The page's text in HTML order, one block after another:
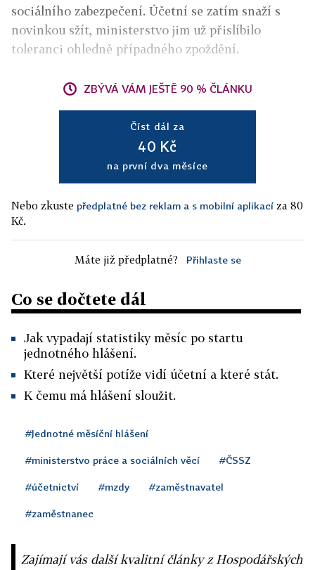
sociálního zabezpečení. Účetní se zatím snaží s
novinkou sžít, ministerstvo jim už přislíbilo
toleranci ohledně případného zpoždění.
ZBÝVÁ VÁM JEŠTĚ 90 % ČLÁNKU
Číst dál za
40 Kč
na první dva měsíce
Nebo zkuste předplatné bez reklam a s mobilní aplikací za 80
Kč.
Máte již předplatné? Přihlaste se
Co se dočtete dál
Jak vypadají statistiky měsíc po startu
jednotného hlášení.
Které největší potíže vidí účetní a které stát.
K čemu má hlášení sloužit.
#Jednotné měsíční hlášení
#ministerstvo práce a sociálních věcí #ČSSZ
#účetnictví #mzdy #zaměstnavatel
#zaměstnanec
Zajímají vás další kvalitní články z Hospodářských